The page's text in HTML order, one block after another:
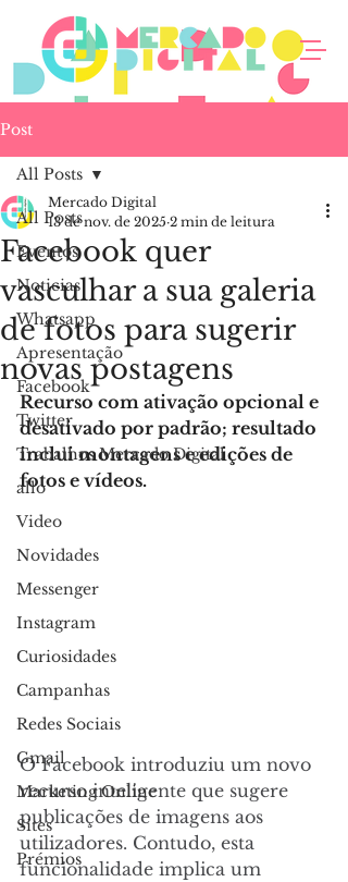
Post
All Posts
Eventos
Noticias
Whatsapp
Apresentação
Facebook
Twitter
Trabalhos Mercado Digital
allo
Video
Novidades
Messenger
Instagram
Curiosidades
Campanhas
Redes Sociais
Gmail
Marketing Online
Sites
Prémios
All Posts
Facebook quer
vasculhar a sua galeria
de fotos para sugerir
novas postagens
Mercado Digital
13 de nov. de 2025 2 min de leitura
Recurso com ativação opcional e
desativado por padrão; resultado
inclui montagens e edições de
fotos e vídeos.
O Facebook introduziu um novo
recurso inteligente que sugere
publicações de imagens aos
utilizadores. Contudo, esta
funcionalidade implica um